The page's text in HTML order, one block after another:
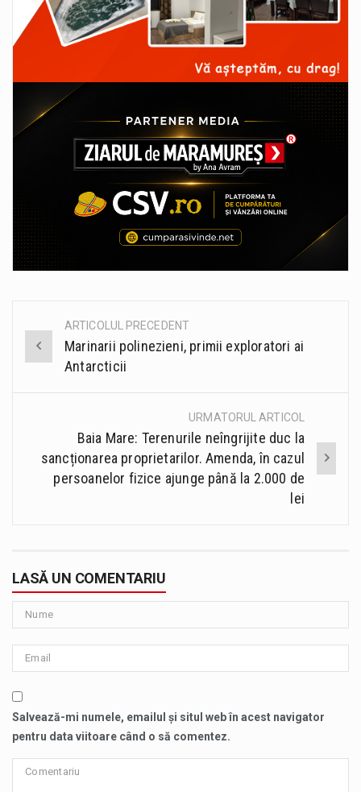
Post
navigation
ARTICOLUL PRECEDENT
Marinarii polinezieni, primii exploratori ai
Antarcticii
URMATORUL ARTICOL
Baia Mare: Terenurile neîngrijite duc la
sancționarea proprietarilor. Amenda, în cazul
persoanelor fizice ajunge până la 2.000 de
lei
LASĂ UN COMENTARIU
Salvează-mi numele, emailul și situl web în acest navigator
pentru data viitoare când o să comentez.